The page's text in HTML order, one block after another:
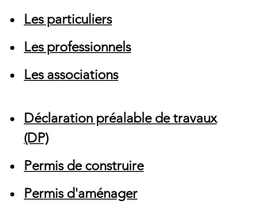
Les particuliers
Les professionnels
Les associations
Déclaration préalable de travaux
(DP)
Permis de construire
Permis d'aménager